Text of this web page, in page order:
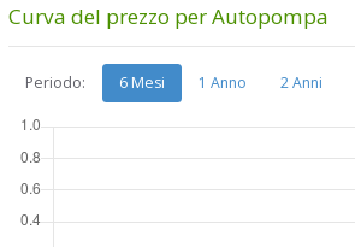
Curva del prezzo per Autopompa
Periodo: 6 Mesi 1 Anno 2 Anni